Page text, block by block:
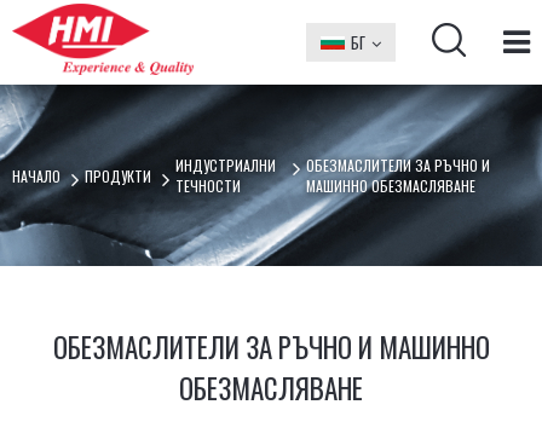
БГ
EN
НАЧАЛО ПРОДУКТИ
ИНДУСТРИАЛНИ
ТЕЧНОСТИ
ОБЕЗМАСЛИТЕЛИ ЗА РЪЧНО И
МАШИННО ОБEЗМАСЛЯВАНЕ
ОБЕЗМАСЛИТЕЛИ ЗА РЪЧНО И МАШИННО
ОБEЗМАСЛЯВАНЕ